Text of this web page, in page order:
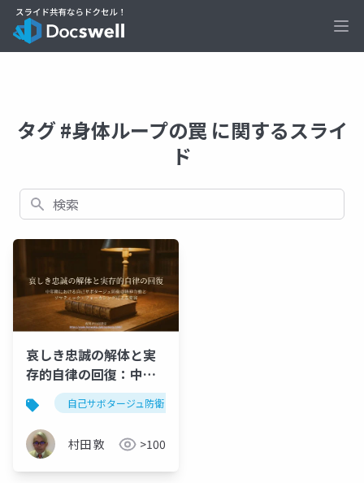
タグ #身体ループの罠 に関するスライ
ド
検索
哀しき忠誠の解体と実
存的自律の回復：中年
期における「自己サボ
タージュ防衛」の精神
力動とソマティック・
フォーカシングによる
変容
自己サボタージュ防衛
村田 敦 >100